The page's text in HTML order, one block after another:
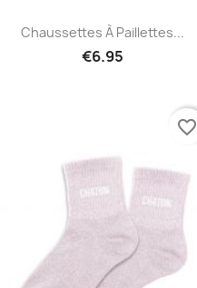
Quick view
Chaussettes À Paillettes...
€6.95
favorite_border